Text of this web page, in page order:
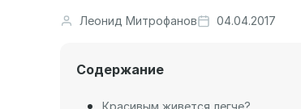
Леонид Митрофанов 04.04.2017
Содержание
Красивым живется легче?